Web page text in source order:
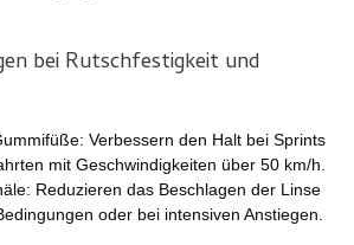
bei Rutschfestigkeit und
Verbessern den Halt bei Sprints
mit Geschwindigkeiten über 50 km/h.
Reduzieren das Beschlagen der Linse
oder bei intensiven Anstiegen.